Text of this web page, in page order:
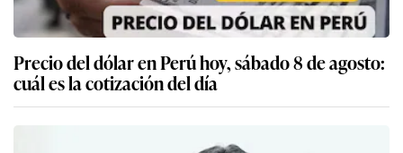
Precio del dólar en Perú hoy, sábado 8 de agosto:
cuál es la cotización del día